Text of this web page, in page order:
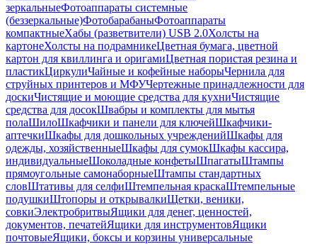
зеркальныеФотоаппараты системные
(беззеркальные)ФотобарабаныФотоаппараты
компактныеХабы (разветвители) USB 2.0Холсты на
картонеХолсты на подрамникеЦветная бумага, цветной
картон для квиллинга и оригамиЦветная пористая резина и
пластикЦиркулиЧайные и кофейные наборыЧернила для
струйных принтеров и МФУЧертежные принадлежности для
доскиЧистящие и моющие средства для кухниЧистящие
средства для досокШвабры и комплекты для мытья
полаШилоШкафчики и панели для ключейШкафчики-
аптечкиШкафы для дошкольных учрежденийШкафы для
одежды, хозяйственныеШкафы для сумокШкафы кассира,
индивидуальныеШоколадные конфетыШпагатыШтампы
прямоугольные самонаборныеШтампы стандартных
словШтативы для селфиШтемпельная краскаШтемпельные
подушкиШтопоры и открывалкиЩетки, веники,
совкиЭлектробритвыЯщики для денег, ценностей,
документов, печатейЯщики для инструментовЯщики
почтовыеЯщики, боксы и корзины универсальные